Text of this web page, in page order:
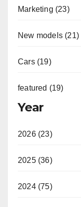
Marketing (23)
New models (21)
Cars (19)
featured (19)
Year
2026 (23)
2025 (36)
2024 (75)